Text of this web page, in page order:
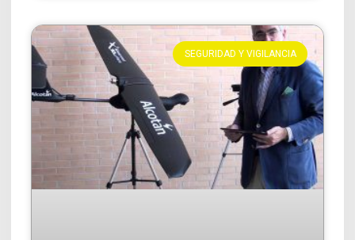
SEGURIDAD Y VIGILANCIA